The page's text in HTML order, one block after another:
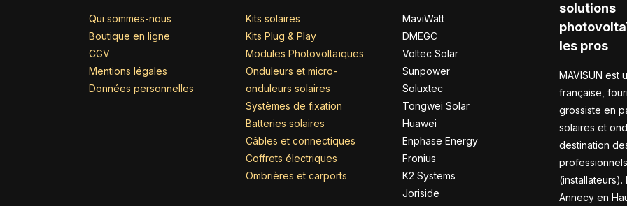
Qui sommes-nous
Boutique en ligne
CGV
Mentions légales
Données personnelles
Kits solaires
Kits Plug & Play
Modules Photovoltaïques
Onduleurs et micro-
onduleurs solaires
Systèmes de fixation
Batteries solaires
Câbles et connectiques
Coffrets électriques
Ombrières et carports
MaviWatt
DMEGC
Voltec Solar
Sunpower
Soluxtec
Tongwei Solar
Huawei
Enphase Energy
Fronius
K2 Systems
Joriside
solutions
les pros
MAVISUN est
française,
grossiste en
solaires et
destination
(installateurs).
Annecy en